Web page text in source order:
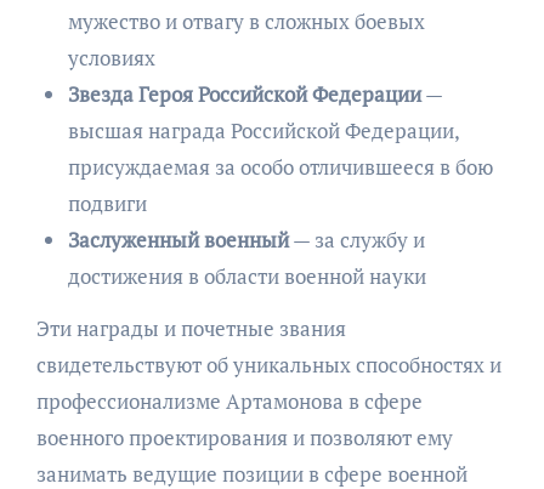
мужество и отвагу в сложных боевых
условиях
Звезда Героя Российской Федерации—
высшая награда Российской Федерации,
присуждаемая за особо отличившееся в бою
подвиги
Заслуженный военный— за службу и
достижения в области военной науки
Эти награды и почетные звания
свидетельствуют об уникальных способностях и
профессионализме Артамонова в сфере
военного проектирования и позволяют ему
занимать ведущие позиции в сфере военной